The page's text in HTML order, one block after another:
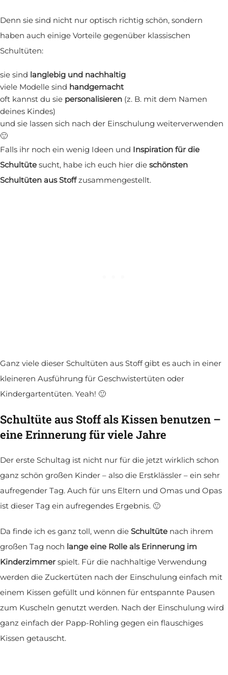
Denn sie sind nicht nur optisch richtig schön, sondern
haben auch einige Vorteile gegenüber klassischen
Schultüten:
sie sind langlebig und nachhaltig
viele Modelle sind handgemacht
oft kannst du sie personalisieren (z. B. mit dem Namen
deines Kindes)
und sie lassen sich nach der Einschulung weiterverwenden
🙂
Falls ihr noch ein wenig Ideen und Inspiration für die
Schultüte sucht, habe ich euch hier die schönsten
Schultüten aus Stoffzusammengestellt.
Ganz viele dieser Schultüten aus Stoff gibt es auch in einer
kleineren Ausführung für Geschwistertüten oder
Kindergartentüten. Yeah! 🙂
Schultüte aus Stoff als Kissen benutzen –
eine Erinnerung für viele Jahre
Der erste Schultag ist nicht nur für die jetzt wirklich schon
ganz schön großen Kinder – also die Erstklässler – ein sehr
aufregender Tag. Auch für uns Eltern und Omas und Opas
ist dieser Tag ein aufregendes Ergebnis. 🙂
Da finde ich es ganz toll, wenn die Schultüte nach ihrem
großen Tag noch lange eine Rolle als Erinnerung im
Kinderzimmer spielt. Für die nachhaltige Verwendung
werden die Zuckertüten nach der Einschulung einfach mit
einem Kissen gefüllt und können für entspannte Pausen
zum Kuscheln genutzt werden. Nach der Einschulung wird
ganz einfach der Papp-Rohling gegen ein flauschiges
Kissen getauscht.